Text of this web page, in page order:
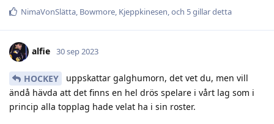
NimaVonSlätta, Bowmore, Kjeppkinesen, och 5gillar detta
alfie 30 sep 2023
HOCKEY
uppskattar galghumorn, det vet du, men vill
ändå hävda att det finns en hel drös spelare i vårt lag som i
princip alla topplag hade velat ha i sin roster.